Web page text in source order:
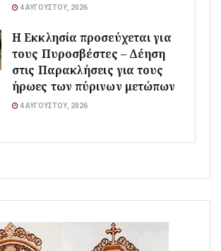
4 ΑΥΓΟΎΣΤΟΥ, 2026
Η Εκκλησία προσεύχεται για
τους Πυροσβέστες – Δέηση
στις Παρακλήσεις για τους
ήρωες των πύρινων μετώπων
4 ΑΥΓΟΎΣΤΟΥ, 2026